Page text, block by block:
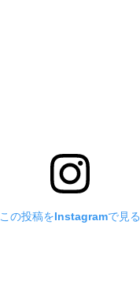
この投稿をInstagramで見る